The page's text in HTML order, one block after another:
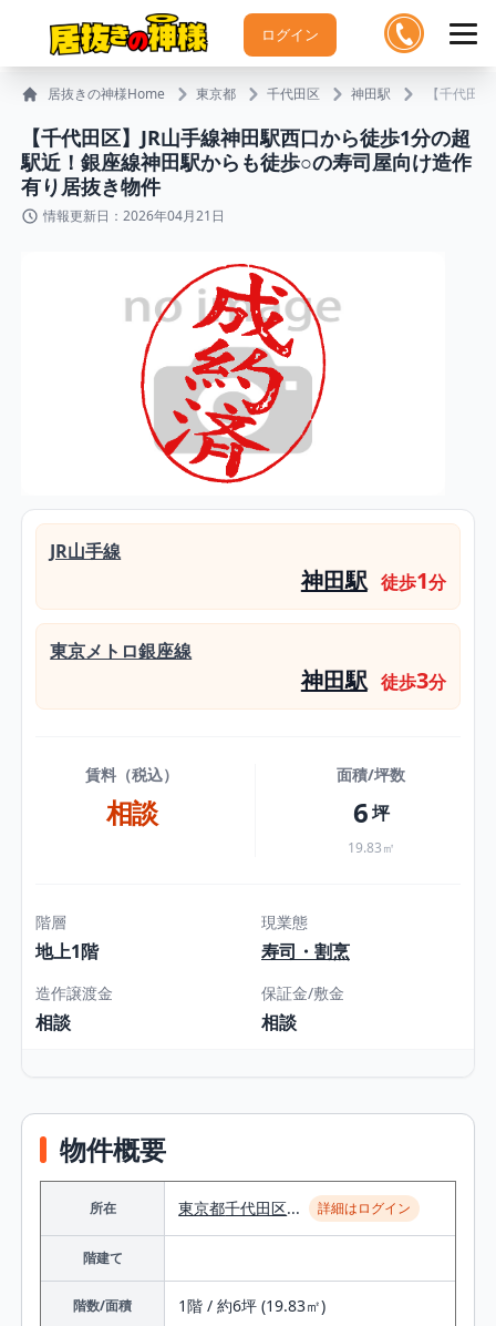
ログイン
居抜きの神様Home 東京都 千代田区 神田駅 【千代田
【千代田区】JR山手線神田駅西口から徒歩1分の超
駅近！銀座線神田駅からも徒歩○の寿司屋向け造作
有り居抜き物件
情報更新日：2026年04月21日
JR山手線
神田駅 徒歩1分
東京メトロ銀座線
神田駅 徒歩3分
賃料（税込）
相談
面積/坪数
6坪
19.83㎡
階層
地上1階
現業態
寿司・割烹
造作譲渡金
相談
保証金/敷金
相談
物件概要
所在 東京都千代田区... 詳細はログイン
階建て
階数/面積 1階 / 約6坪 (19.83㎡)